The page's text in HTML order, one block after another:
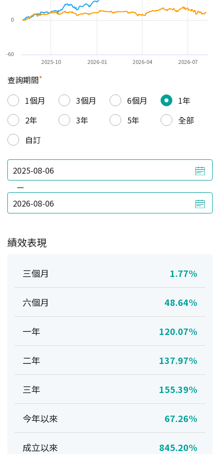
2025-10 2026-01 2026-04 2026-07
-60
0
查詢期間*
1個月
3個月 6個月
1年
2年
3年 5年
全部
自訂
—
績效表現
三個月 1.77%
六個月 48.64%
一年 120.07%
二年 137.97%
三年 155.39%
今年以來 67.26%
成立以來 845.20%